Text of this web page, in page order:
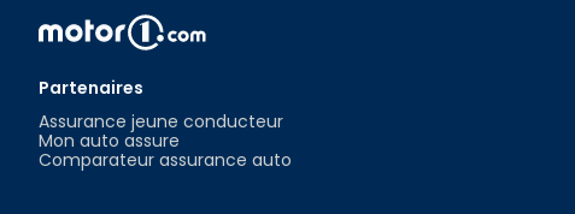
Partenaires
Assurance jeune conducteur
Mon auto assure
Comparateur assurance auto